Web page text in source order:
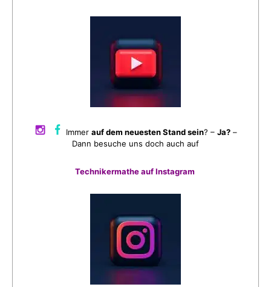
Immerauf dem neuesten Stand sein? –Ja? –
Dann besuche uns doch auch auf
Technikermathe auf Instagram